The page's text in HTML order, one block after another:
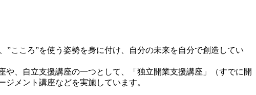
こころ”を使う姿勢を身に付け、自分の未来を自分で創造してい
、自立支援講座の一つとして、「独立開業支援講座」（すでに開
メント講座などを実施しています。